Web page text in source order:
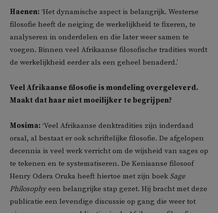
Haenen: ‘Het dynamische aspect is belangrijk. Westerse
filosofie heeft de neiging de werkelijkheid te fixeren, te
analyseren in onderdelen en die later weer samen te
voegen. Binnen veel Afrikaanse filosofische tradities wordt
de werkelijkheid eerder als een geheel benaderd.’
Veel Afrikaanse filosofie is mondeling overgeleverd.
Maakt dat haar niet moeilijker te begrijpen?
Mosima: ‘Veel Afrikaanse denktradities zijn inderdaad
oraal, al bestaat er ook schriftelijke filosofie. De afgelopen
decennia is veel werk verricht om de wijsheid van sages op
te tekenen en te systematiseren. De Keniaanse filosoof
Henry Odera Oruka heeft hiertoe met zijn boek Sage
Philosophyeen belangrijke stap gezet. Hij bracht met deze
publicatie een levendige discussie op gang die weer tot